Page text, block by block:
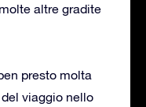
altre gradite
presto molta
viaggio nello